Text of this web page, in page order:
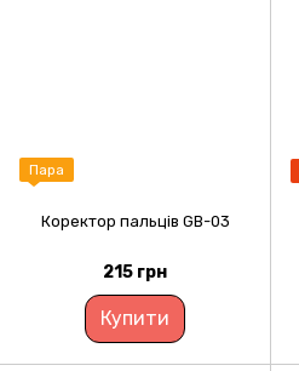
Пара
Коректор пальців GB-03
215 грн
Купити